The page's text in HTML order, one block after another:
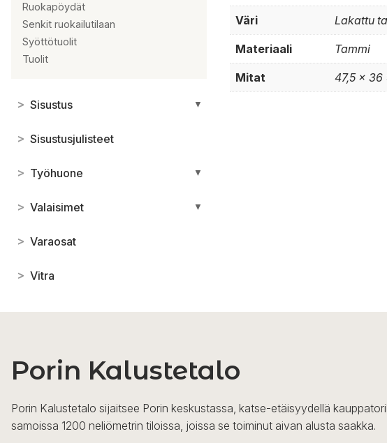
Ruokapöydät
Senkit ruokailutilaan
Syöttötuolit
Tuolit
> Sisustus ▼
> Sisustusjulisteet
> Työhuone ▼
> Valaisimet ▼
> Varaosat
> Vitra
Väri Lakattu
Materiaali Tammi
Mitat 47,5 x 36
Porin Kalustetalo
Porin Kalustetalo sijaitsee Porin keskustassa, katse-etäisyydellä
samoissa 1200 neliömetrin tiloissa, joissa se toiminut aivan alusta saakka.